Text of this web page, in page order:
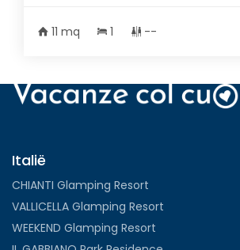
11 mq 1 --
Italië
CHIANTI Glamping Resort
VALLICELLA Glamping Resort
WEEKEND Glamping Resort